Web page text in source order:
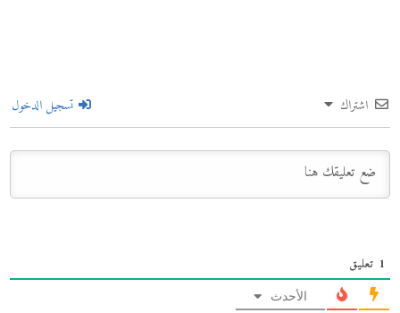
اشتراك تسجيل الدخول
1 تعليق
الأحدث